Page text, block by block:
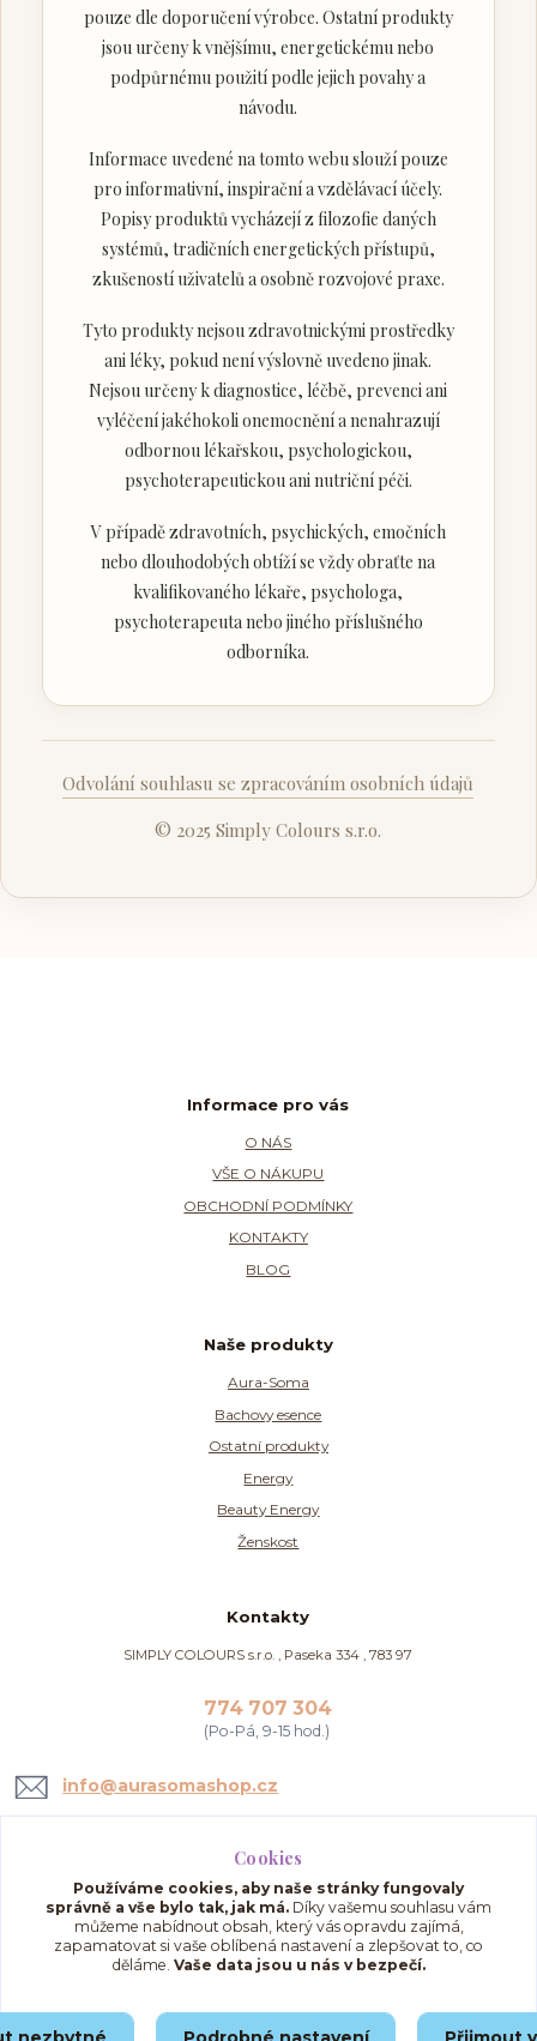
pouze dle doporučení výrobce. Ostatní produkty
jsou určeny k vnějšímu, energetickému nebo
podpůrnému použití podle jejich povahy a
návodu.
Informace uvedené na tomto webu slouží pouze
pro informativní, inspirační a vzdělávací účely.
Popisy produktů vycházejí z filozofie daných
systémů, tradičních energetických přístupů,
zkušeností uživatelů a osobně rozvojové praxe.
Tyto produkty nejsou zdravotnickými prostředky
ani léky, pokud není výslovně uvedeno jinak.
Nejsou určeny k diagnostice, léčbě, prevenci ani
vyléčení jakéhokoli onemocnění a nenahrazují
odbornou lékařskou, psychologickou,
psychoterapeutickou ani nutriční péči.
V případě zdravotních, psychických, emočních
nebo dlouhodobých obtíží se vždy obraťte na
kvalifikovaného lékaře, psychologa,
psychoterapeuta nebo jiného příslušného
odborníka.
Odvolání souhlasu se zpracováním osobních údajů
© 2025 Simply Colours s.r.o.
Informace pro vás
O NÁS
VŠE O NÁKUPU
OBCHODNÍ PODMÍNKY
KONTAKTY
BLOG
Naše produkty
Aura-Soma
Bachovy esence
Ostatní produkty
Energy
Beauty Energy
Ženskost
Kontakty
SIMPLY COLOURS s.r.o. , Paseka 334 , 783 97
774 707 304
(Po-Pá, 9-15 hod.)
info@aurasomashop.cz
Upravit sběr cookies.
Cookies
Používáme cookies, aby naše stránky fungovaly
správně a vše bylo tak, jak má. Díky vašemu souhlasu vám
můžeme nabídnout obsah, který vás opravdu zajímá,
zapamatovat si vaše oblíbená nastavení a zlepšovat to, co
děláme. Vaše data jsou u nás v bezpečí.